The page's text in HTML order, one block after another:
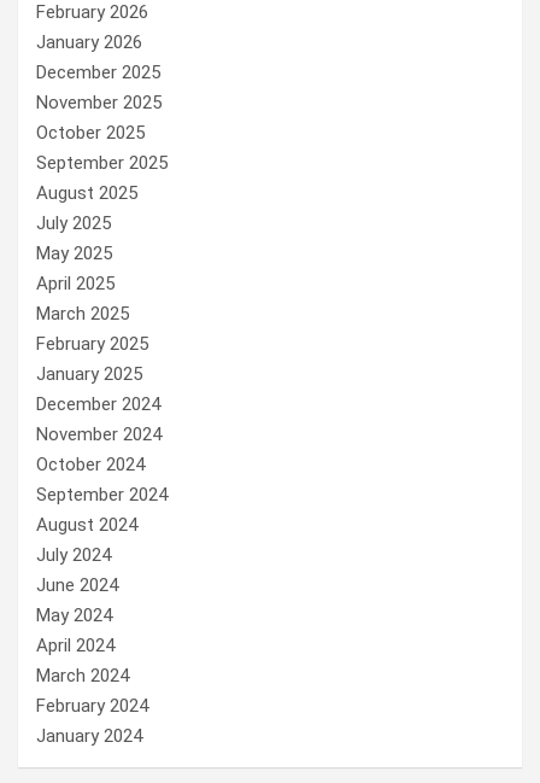
February 2026
January 2026
December 2025
November 2025
October 2025
September 2025
August 2025
July 2025
May 2025
April 2025
March 2025
February 2025
January 2025
December 2024
November 2024
October 2024
September 2024
August 2024
July 2024
June 2024
May 2024
April 2024
March 2024
February 2024
January 2024